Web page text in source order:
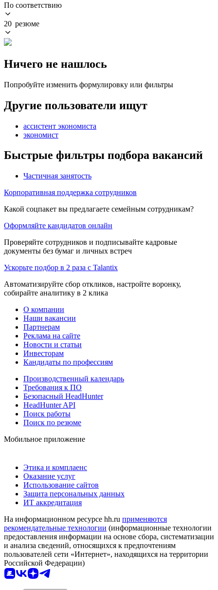
По соответствию
20 резюме
Ничего не нашлось
Попробуйте изменить формулировку или фильтры
Другие пользователи ищут
ассистент экономиста
экономист
Быстрые фильтры подбора вакансий
Частичная занятость
Корпоративная поддержка сотрудников
Какой соцпакет вы предлагаете семейным сотрудникам?
Оформляйте кандидатов онлайн
Проверяйте сотрудников и подписывайте кадровые
документы без бумаг и личных встреч
Ускорьте подбор в 2 раза с Talantix
Автоматизируйте сбор откликов, настройте воронку,
собирайте аналитику в 2 клика
О компании
Наши вакансии
Партнерам
Реклама на сайте
Новости и статьи
Инвесторам
Кандидаты по профессиям
Производственный календарь
Требования к ПО
Безопасный HeadHunter
HeadHunter API
Поиск работы
Поиск по резюме
Мобильное приложение
Этика и комплаенс
Оказание услуг
Использование сайтов
Защита персональных данных
ИТ аккредитация
На информационном ресурсе hh.ru применяются
рекомендательные технологии (информационные технологии
предоставления информации на основе сбора, систематизации
и анализа сведений, относящихся к предпочтениям
пользователей сети «Интернет», находящихся на территории
Российской Федерации)